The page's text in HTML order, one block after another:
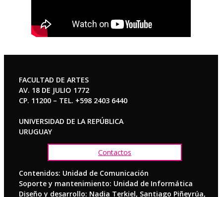
FACULTAD DE ARTES
AV. 18 DE JULIO 1772
CP. 11200 – TEL. +598 2403 6440
UNIVERSIDAD DE LA REPÚBLICA
URUGUAY
Contactos
Contenidos: Unidad de Comunicación
Soporte y mantenimiento: Unidad de Informática
Diseño y desarrollo: Nadia Terkiel, Santiago Piñeyrúa,